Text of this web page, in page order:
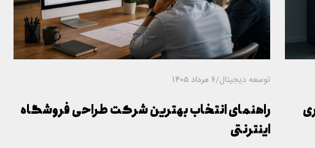
توسعه دیجیتال/6 مرداد 1405
راهنمای انتخاب بهترین شرکت طراحی فروشگاه
اینترنتی